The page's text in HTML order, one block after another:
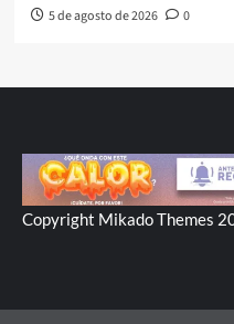
5 de agosto de 2026 0
Copyright Mikado Themes